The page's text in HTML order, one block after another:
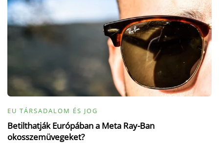
EU TÁRSADALOM ÉS JOG
Betilthatják Európában a Meta Ray-Ban
okosszemüvegeket?